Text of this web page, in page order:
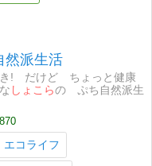
派生活
! だけど ちょっと健康
しょこらの ぷち自然派生
エコライフ